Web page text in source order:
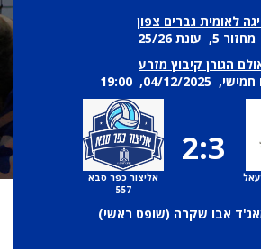
לאומית גברים צפון
5, עונת 25/26
הגורן קיבוץ מזרע
12/2025, 19:00
2:3
אליצור כפר סבא
557
אבו שקרה (שופט ראשי)